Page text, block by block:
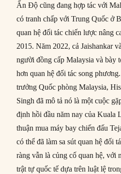
Ấn Độ cũng đang hợp tác với
có tranh chấp với Trung Quốc ở
quan hệ đối tác chiến lược nâng
2015. Năm 2022, cả Jaishankar
người đồng cấp Malaysia và bày
hơn quan hệ đối tác song
trưởng Quốc phòng Malaysia,
Singh đã mô tả nó là một cuộc
định hồi đầu năm nay của Kuala
thuận mua máy bay chiến đấu
có thể đã làm sa sút quan hệ đối
ràng vẫn là củng cố quan hệ, với
trật tự quốc tế dựa trên luật lệ